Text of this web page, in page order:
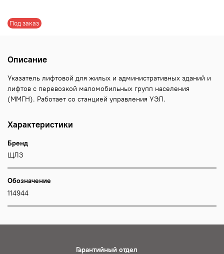
Под заказ
Описание
Указатель лифтовой для жилых и административных зданий и
лифтов с перевозкой маломобильных групп населения
(ММГН). Работает со станцией управления УЭЛ.
Характеристики
Бренд
ЩЛЗ
Обозначение
114944
Гарантийный отдел